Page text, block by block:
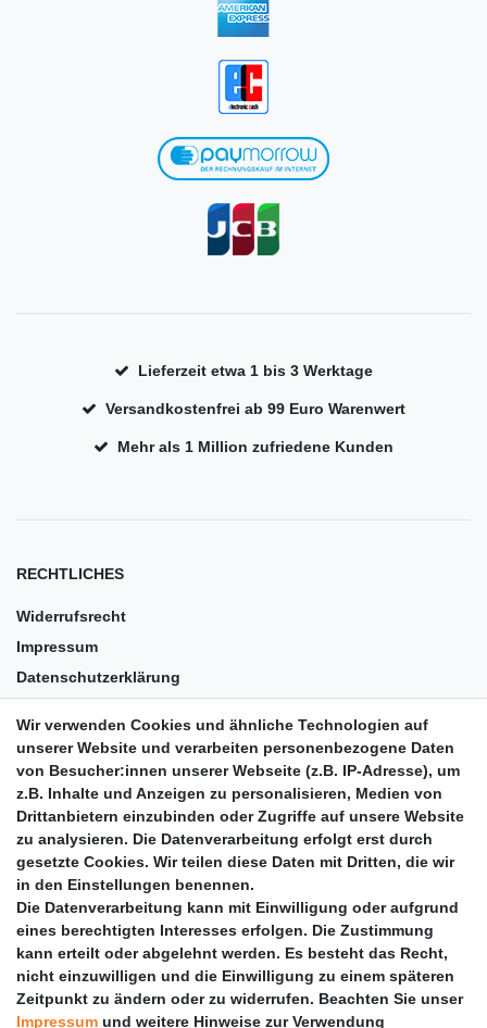
Lieferzeit etwa 1 bis 3 Werktage
Versandkostenfrei ab 99 Euro Warenwert
Mehr als 1 Million zufriedene Kunden
RECHTLICHES
Widerrufsrecht
Impressum
Datenschutzerklärung
Barrierefreiheit
Anleitungen
Vertrag widerrufen
PARTNER
DHL
GLS
PaketPLUS
Wir verwenden Cookies und ähnliche Technologien auf
unserer Website und verarbeiten personenbezogene Daten
von Besucher:innen unserer Webseite (z.B. IP-Adresse), um
z.B. Inhalte und Anzeigen zu personalisieren, Medien von
Drittanbietern einzubinden oder Zugriffe auf unsere Website
zu analysieren. Die Datenverarbeitung erfolgt erst durch
gesetzte Cookies. Wir teilen diese Daten mit Dritten, die wir
in den Einstellungen benennen.
Die Datenverarbeitung kann mit Einwilligung oder aufgrund
eines berechtigten Interesses erfolgen. Die Zustimmung
kann erteilt oder abgelehnt werden. Es besteht das Recht,
nicht einzuwilligen und die Einwilligung zu einem späteren
Zeitpunkt zu ändern oder zu widerrufen. Beachten Sie unser
Impressum und weitere Hinweise zur Verwendung